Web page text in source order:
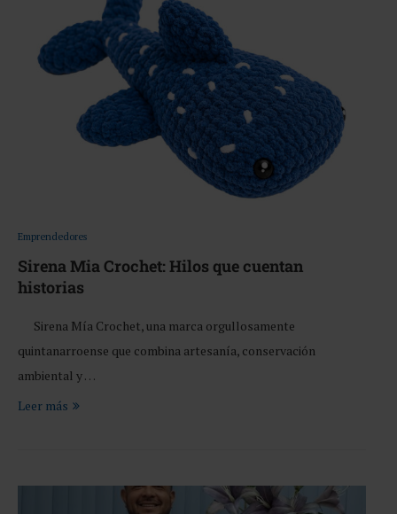
Emprendedores
Sirena Mia Crochet: Hilos que cuentan
historias
Sirena Mía Crochet, una marca orgullosamente
quintanarroense que combina artesanía, conservación
ambiental y …
Leer más